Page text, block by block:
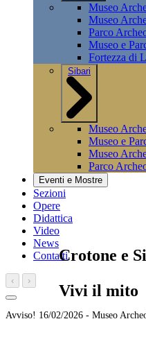
Museo
Museo
Parco
Museo e
Fortezza di
Sibari
Museo
Museo e
Museo
Parco
Eventi e Mostre
Sezioni
Opere
Didattica
Video
News
ContattiCrotone e
Vivi il mito
‹ ›
Avviso! 16/02/2026 - Museo